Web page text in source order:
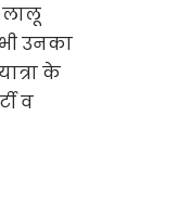
लालू
उनका
के
व